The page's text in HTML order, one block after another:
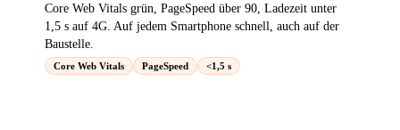
Core Web Vitals grün, PageSpeed über 90, Ladezeit unter
1,5 s auf 4G. Auf jedem Smartphone schnell, auch auf der
Baustelle.
Core Web Vitals PageSpeed <1,5 s